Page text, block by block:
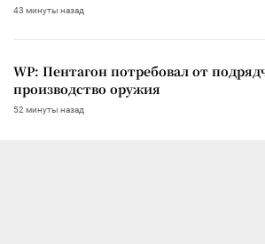
43 минуты назад
WP: Пентагон потребовал от
производство оружия
52 минуты назад